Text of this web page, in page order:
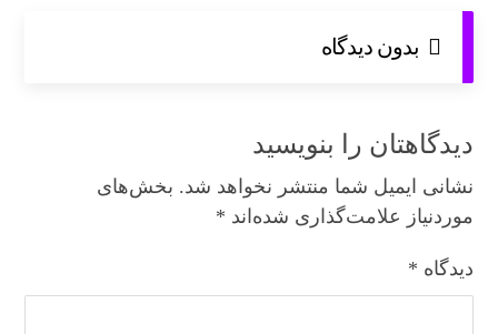
بدون دیدگاه
دیدگاهتان را بنویسید
نشانی ایمیل شما منتشر نخواهد شد. بخش‌های
موردنیاز علامت‌گذاری شده‌اند *
دیدگاه *